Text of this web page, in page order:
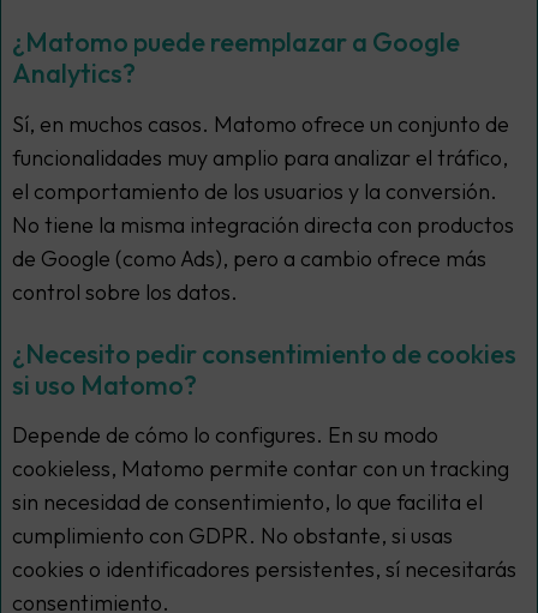
¿Matomo puede reemplazar a Google
Analytics?
Sí, en muchos casos. Matomo ofrece un conjunto de
funcionalidades muy amplio para analizar el tráfico,
el comportamiento de los usuarios y la conversión.
No tiene la misma integración directa con productos
de Google (como Ads), pero a cambio ofrece más
control sobre los datos.
¿Necesito pedir consentimiento de cookies
si uso Matomo?
Depende de cómo lo configures. En su modo
cookieless, Matomo permite contar con un tracking
sin necesidad de consentimiento, lo que facilita el
cumplimiento con GDPR. No obstante, si usas
cookies o identificadores persistentes, sí necesitarás
consentimiento.